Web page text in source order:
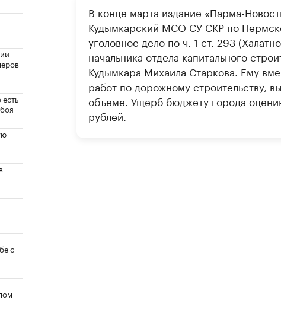
с
В конце марта издание «Парма-
Кудымкарский МСО СУ СКР по
уголовное дело по ч. 1 ст. 293
начальника отдела капитального
Кудымкара Михаила Старкова. Ему
работ по дорожному строительству,
объеме. Ущерб бюджету города
рублей.